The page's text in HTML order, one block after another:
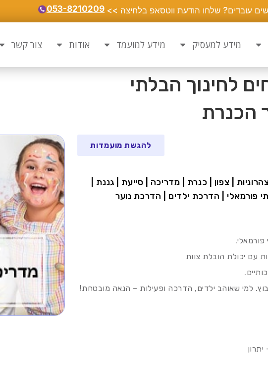
עובדים? שלחו הודעת ווטסאפ בלחיצה >> 053-8210209
מידע למעסיק מידע למועמד אודות צור קשר
לחינוך הבלתי
הכנרת
להגשת מועמדות
| צפון | כנרת | מדריכה | סייעת | גננת |
פורמאלי | הדרכת ילדים | הדרכת נוער
עם יכולת הובלת צוות
למי שאוהב ילדים, הדרכה ופעילות – הנאה מובטחת!